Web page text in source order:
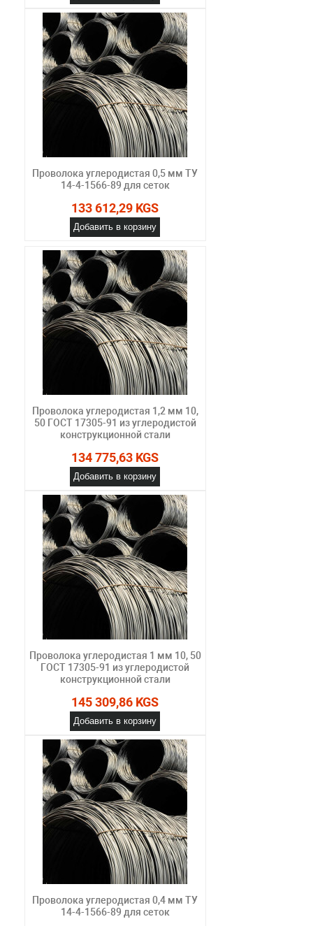
Проволока углеродистая 0,5 мм ТУ
14-4-1566-89 для сеток
133 612,29 KGS
Добавить в корзину
Проволока углеродистая 1,2 мм 10,
50 ГОСТ 17305-91 из углеродистой
конструкционной стали
134 775,63 KGS
Добавить в корзину
Проволока углеродистая 1 мм 10, 50
ГОСТ 17305-91 из углеродистой
конструкционной стали
145 309,86 KGS
Добавить в корзину
Проволока углеродистая 0,4 мм ТУ
14-4-1566-89 для сеток